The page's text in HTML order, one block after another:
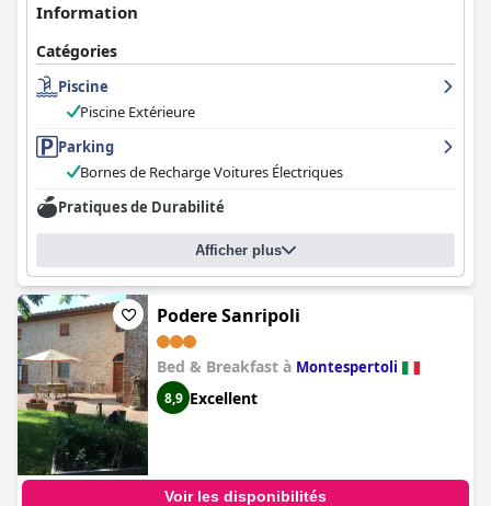
Information
Catégories
Piscine
Piscine Extérieure
Parking
Bornes de Recharge Voitures Électriques
Pratiques de Durabilité
Afficher plus
Podere Sanripoli
Bed & Breakfast à Montespertoli
8,9 Excellent
Voir les disponibilités